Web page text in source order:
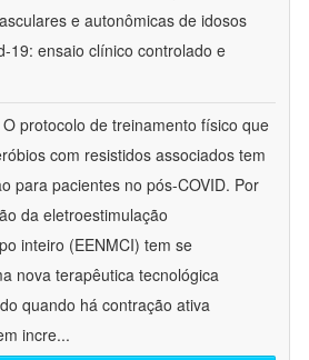
e autonômicas de idosos
19: ensaio clínico controlado e
protocolo de treinamento físico que
com resistidos associados tem
para pacientes no pós-COVID. Por
da eletroestimulação
inteiro (EENMCI) tem se
nova terapêutica tecnológica
quando há contração ativa
incre...